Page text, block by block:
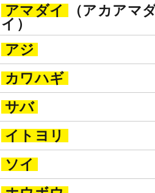
アマダイ
（アカアマ
イ）
アジ
カワハギ
サバ
イトヨリ
ソイ